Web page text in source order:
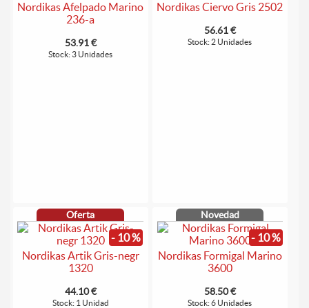
Nordikas Afelpado Marino
236-a
53.91 €
Stock: 3 Unidades
Nordikas Ciervo Gris 2502
56.61 €
Stock: 2 Unidades
Oferta
- 10 %
Nordikas Artik Gris-negr
1320
44.10 €
Stock: 1 Unidad
Novedad
- 10 %
Nordikas Formigal Marino
3600
58.50 €
Stock: 6 Unidades